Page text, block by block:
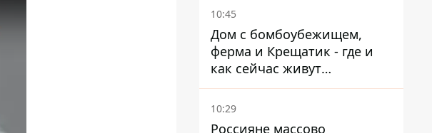
10:45
Дом с бомбоубежищем,
ферма и Крещатик - где и
как сейчас живут
украинские знаменитости
10:29
Россияне массово